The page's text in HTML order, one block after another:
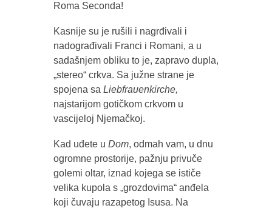
Roma Seconda!
Kasnije su je rušili i nagrđivali i
nadograđivali Franci i Romani, a u
sadašnjem obliku to je, zapravo dupla,
„stereo“ crkva. Sa južne strane je
spojena sa Liebfrauenkirche,
najstarijom gotičkom crkvom u
vascijeloj Njemačkoj.
Kad uđete u Dom, odmah vam, u dnu
ogromne prostorije, pažnju privuče
golemi oltar, iznad kojega se ističe
velika kupola s „grozdovima“ anđela
koji čuvaju razapetog Isusa. Na